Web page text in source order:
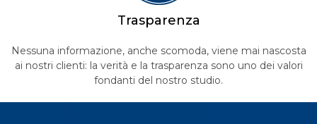
Trasparenza
Nessuna informazione, anche scomoda, viene mai nascosta
ai nostri clienti: la verità e la trasparenza sono uno dei valori
fondanti del nostro studio.